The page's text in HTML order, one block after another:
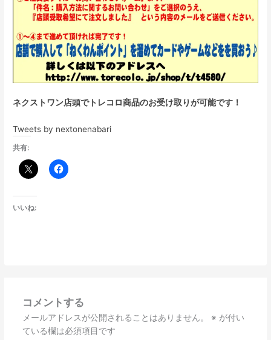
ネクストワン店頭でトレコロ商品のお受け取りが可能です！
Tweets by nextonenabari
共有:
いいね:
コメントする
メールアドレスが公開されることはありません。 ※ が付い
ている欄は必須項目です